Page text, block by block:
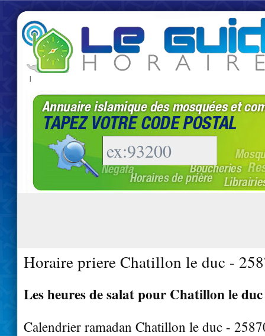
|
Horaire priere Chatillon le duc -
Les heures de salat pour Chatillon le duc
Calendrier ramadan Chatillon le duc -